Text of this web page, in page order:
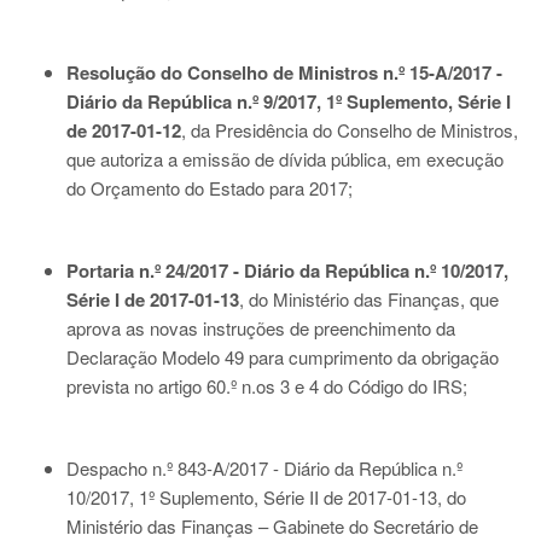
Resolução do Conselho de Ministros n.º 15-A/2017 -
Diário da República n.º 9/2017, 1º Suplemento, Série I
de 2017-01-12, da Presidência do Conselho de Ministros,
que autoriza a emissão de dívida pública, em execução
do Orçamento do Estado para 2017;
Portaria n.º 24/2017 - Diário da República n.º 10/2017,
Série I de 2017-01-13, do Ministério das Finanças, que
aprova as novas instruções de preenchimento da
Declaração Modelo 49 para cumprimento da obrigação
prevista no artigo 60.º n.os 3 e 4 do Código do IRS;
Despacho n.º 843-A/2017 - Diário da República n.º
10/2017, 1º Suplemento, Série II de 2017-01-13, do
Ministério das Finanças – Gabinete do Secretário de